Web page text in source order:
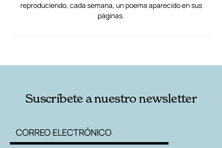
reproduciendo, cada semana, un poema aparecido en sus
páginas.
Suscríbete a nuestro newsletter